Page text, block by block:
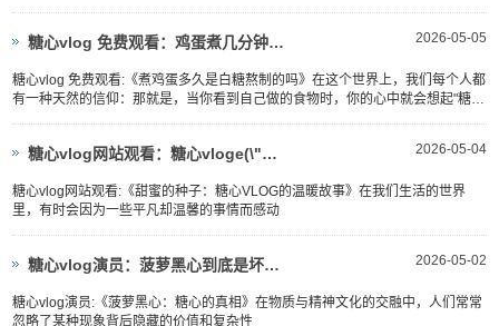
2026-05-05
糖心vlog 免费观看：鸡蛋煮几分钟是糖心(\"煮鸡蛋多久是白糖熬制的吗？\")
糖心vlog 免费观看:《煮鸡蛋多久是白糖熬制的吗》在这个世界上，我们每个人都
有一种天然的信仰：那就是，当你看到自己做的食物时，你的心中就会想起"糖糖
2026-05-04
糖心vlog网站观看：糖心vloge(\"甜蜜的种子——糖心VLOGE的故事\"
糖心vlog网站观看:《甜蜜的种子：糖心VLOG的温暖故事》在我们生活的世界
里，有时会因为一些平凡却温馨的事情而感动
2026-05-02
糖心vlog演员：菠萝黑心到底是坏了还是糖心(\"菠萝黑心：糖心的真相到底如何？
糖心vlog演员:《菠萝黑心：糖心的真相》在物质与精神文化的交融中，人们常常
忽略了某种现象背后隐藏的价值和复杂性